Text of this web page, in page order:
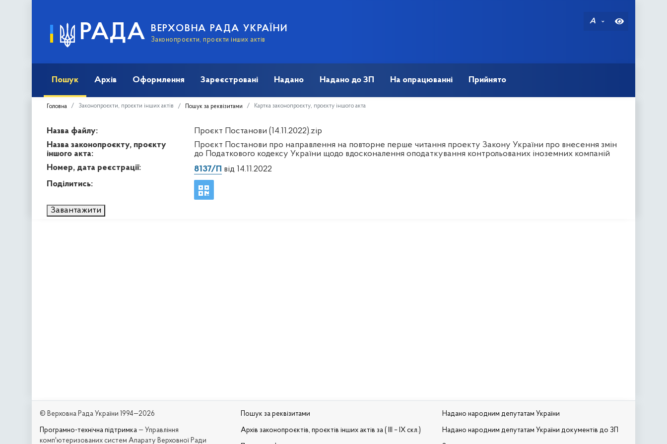
РАДА ВЕРХОВНА РАДА УКРАЇНИ
Законопроєкти, проєкти інших актів
A
Пошук Архів Оформлення Зареєстровані Надано Надано до ЗП На опрацюванні Прийнято
Головна Законопроєкти, проєкти інших актів Пошук за реквізитами Картка законопроєкту, проєкту іншого акта
Назва файлу:
Проєкт Постанови (14.11.2022).zip
Назва законопроєкту, проєкту
іншого акта:
Проєкт Постанови про направлення на повторне перше читання проекту Закону України про внесення змін
до Податкового кодексу України щодо вдосконалення оподаткування контрольованих іноземних компаній
Номер, дата реєстрації:
8137/П від 14.11.2022
Поділитись:
Завантажити
© Верховна Рада України 1994—2026
Програмно-технічна підтримка — Управління
комп'ютеризованих систем Апарату Верховної Ради
Пошук за реквізитами
Архів законопроєктів, проєктів інших актів за ( III – IX скл.)
Надано народним депутатам України
Надано народним депутатам України документів до ЗП